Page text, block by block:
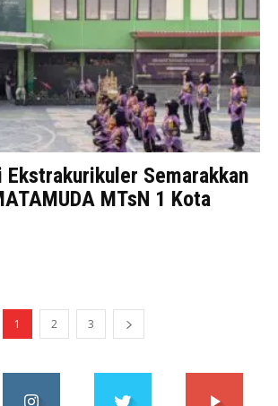
Ekstrakurikuler Semarakkan
MTsN 1 Kota
1 2 3